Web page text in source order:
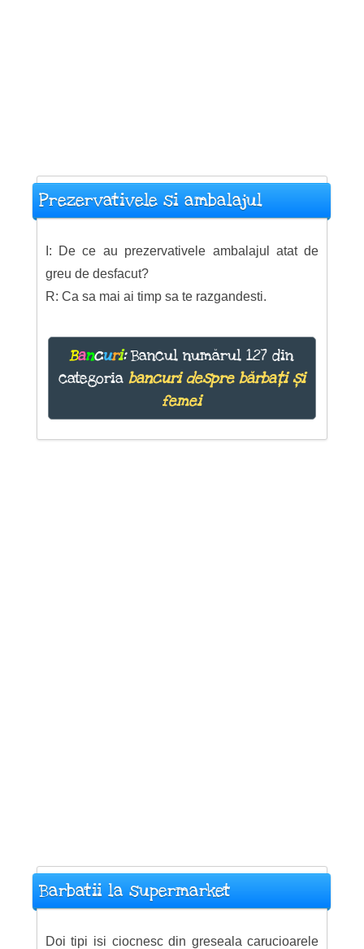
Prezervativele si ambalajul
I: De ce au prezervativele ambalajul atat de
greu de desfacut?
R: Ca sa mai ai timp sa te razgandesti.
Bancuri:Bancul numărul 127 din
categoria bancuri despre bărbați și
femei
Barbatii la supermarket
Doi tipi isi ciocnesc din greseala carucioarele